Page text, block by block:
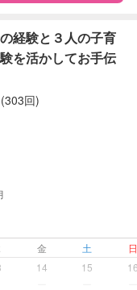
ーシッター
に相談
経験と３人の子育
を活かしてお手伝
(303回)
金 土
14 15